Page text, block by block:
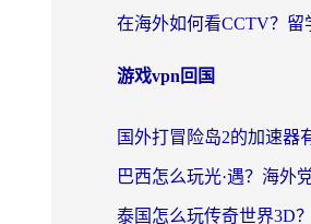
游戏vpn回国